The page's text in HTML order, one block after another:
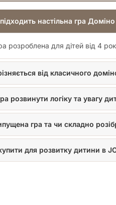
Швидка доставка по
настільна гра
розроблена для дітей від 4
від класичного
розвинути логіку та увагу
гра та чи складно
для розвитку дитини в